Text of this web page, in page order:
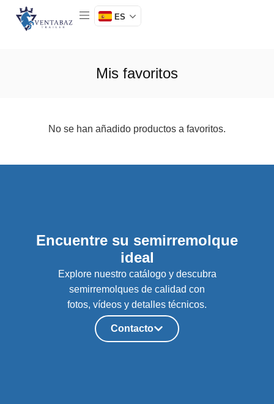
ES
Mis favoritos
No se han añadido productos a favoritos.
Encuentre su semirremolque
ideal
Explore nuestro catálogo y descubra
semirremolques de calidad con
fotos, vídeos y detalles técnicos.
Contacto